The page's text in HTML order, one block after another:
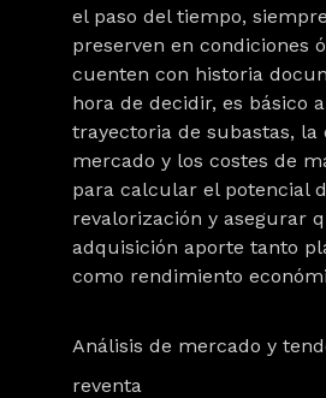
el paso del tiempo,
preserven en condiciones
cuenten con historia
hora de decidir, es básico
trayectoria de subastas, la
mercado y los costes de
para calcular el potencial
revalorización y asegurar
adquisición aporte tanto
como rendimiento
Análisis de mercado y
reventa